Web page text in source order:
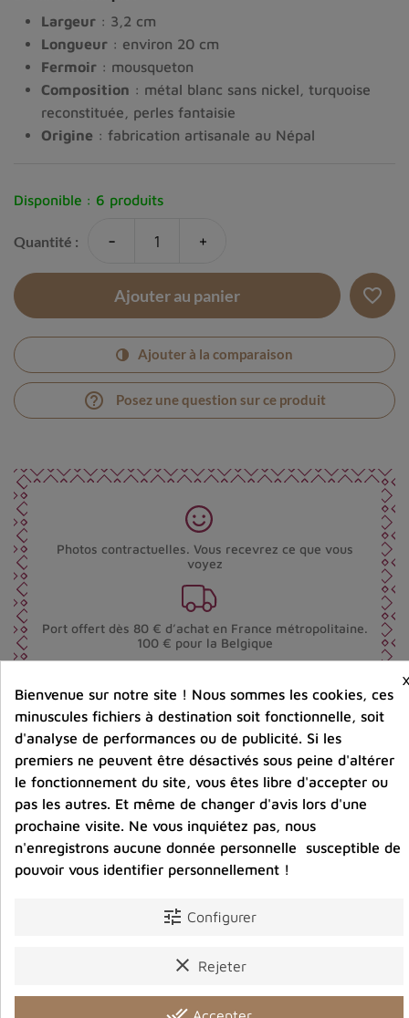
Largeur : 3,2 cm
Longueur : environ 20 cm
Fermoir : mousqueton
Composition : métal blanc sans nickel, turquoise
reconstituée, perles fantaisie
Origine : fabrication artisanale au Népal
Disponible : 6 produits
Quantité : - +
Ajouter au panier favorite_border
Ajouter à la comparaison
help_outline Posez une question sur ce produit
Photos contractuelles. Vous recevrez ce que vous
voyez
Port offert dès 80 € d’achat en France métropolitaine.
100 € pour la Belgique
Entreprise éco-responsable.
Bijoux argent fabriqués sans émission de gaz
carbonique
Partager :
Détails du produit Avis clients
Vous aimerez aussi
Bienvenue sur notre site ! Nous sommes les cookies, ces
minuscules fichiers à destination soit fonctionnelle, soit
d'analyse de performances ou de publicité. Si les
premiers ne peuvent être désactivés sous peine d'altérer
le fonctionnement du site, vous êtes libre d'accepter ou
pas les autres. Et même de changer d'avis lors d'une
prochaine visite. Ne vous inquiétez pas, nous
n'enregistrons aucune donnée personnelle susceptible de
pouvoir vous identifier personnellement !
tune Configurer
clear Rejeter